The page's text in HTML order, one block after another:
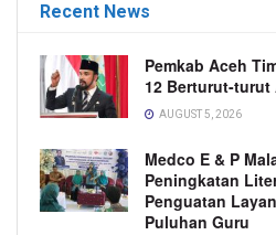
Recent News
Pemkab Aceh
12 Berturut-turut
AUGUST 5, 2026
Medco E & P
Peningkatan
Penguatan
Puluhan Guru